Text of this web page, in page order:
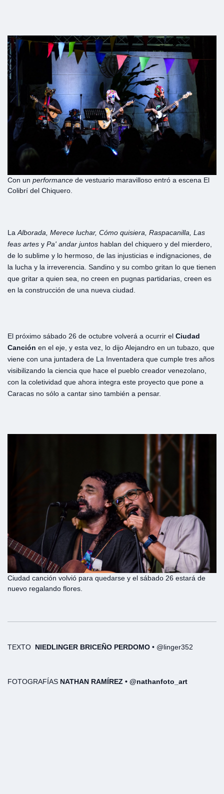
Con un performance de vestuario maravilloso entró a escena El
Colibrí del Chiquero.
La Alborada, Merece luchar, Cómo quisiera, Raspacanilla, Las
feas artes y Pa' andar juntos hablan del chiquero y del mierdero,
de lo sublime y lo hermoso, de las injusticias e indignaciones, de
la lucha y la irreverencia. Sandino y su combo gritan lo que tienen
que gritar a quien sea, no creen en pugnas partidarias, creen es
en la construcción de una nueva ciudad.
El próximo sábado 26 de octubre volverá a ocurrir el Ciudad
Canción en el eje, y esta vez, lo dijo Alejandro en un tubazo, que
viene con una juntadera de La Inventadera que cumple tres años
visibilizando la ciencia que hace el pueblo creador venezolano,
con la coletividad que ahora integra este proyecto que pone a
Caracas no sólo a cantar sino también a pensar.
Ciudad canción volvió para quedarse y el sábado 26 estará de
nuevo regalando flores.
TEXTO NIEDLINGER BRICEÑO PERDOMO • @linger352
FOTOGRAFÍAS NATHAN RAMÍREZ • @nathanfoto_art